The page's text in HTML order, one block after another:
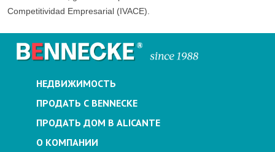
Competitividad Empresarial (IVACE).
НЕДВИЖИМОСТЬ
ПРОДАТЬ С BENNECKE
ПРОДАТЬ ДОМ В ALICANTE
О КОМПАНИИ